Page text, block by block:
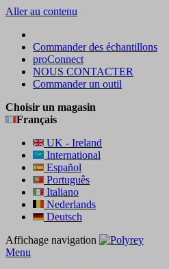
Aller au contenu
Commander des échantillons
proConnect
NOUS CONTACTER
Commander un outil
Choisir un magasin
Français
UK - Ireland
International
Español
Português
Italiano
Nederlands
Deutsch
Affichage navigation
Menu